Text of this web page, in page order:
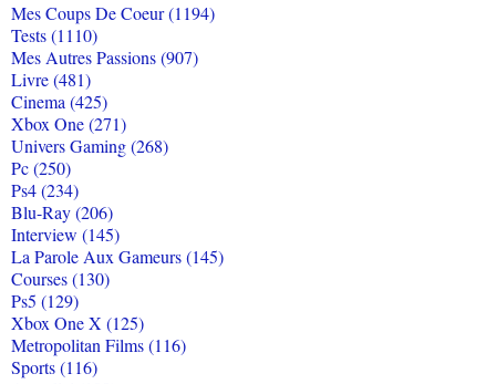
Mes Coups De Coeur (1194)
Tests (1110)
Mes Autres Passions (907)
Livre (481)
Cinema (425)
Xbox One (271)
Univers Gaming (268)
Pc (250)
Ps4 (234)
Blu-Ray (206)
Interview (145)
La Parole Aux Gameurs (145)
Courses (130)
Ps5 (129)
Xbox One X (125)
Metropolitan Films (116)
Sports (116)